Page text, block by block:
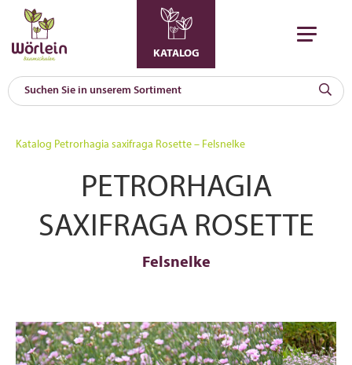
KATALOG
Katalog Petrorhagia saxifraga Rosette – Felsnelke
PETRORHAGIA
SAXIFRAGA ROSETTE
Felsnelke